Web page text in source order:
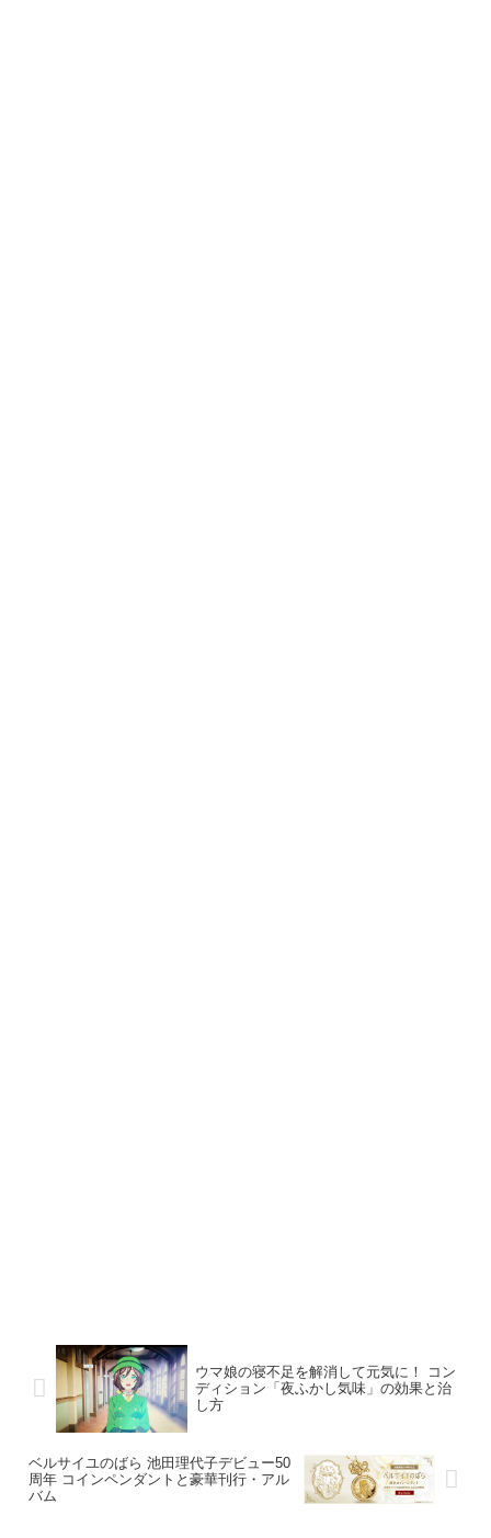
ウマ娘の寝不足を解消して元気に！ コン
ディション「夜ふかし気味」の効果と治
し方
ベルサイユのばら 池田理代子デビュー50
周年 コインペンダントと豪華刊行・アル
バム